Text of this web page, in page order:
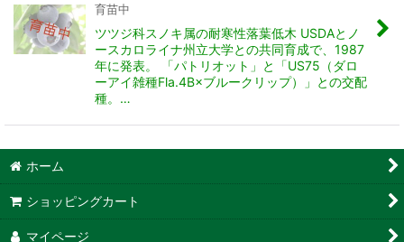
育苗中
ツツジ科スノキ属の耐寒性落葉低木 USDAとノ
ースカロライナ州立大学との共同育成で、1987
年に発表。 「パトリオット」と「US75（ダロ
ーアイ雑種Fla.4B×ブルークリップ）」との交配
種。…
ホーム
ショッピングカート
マイページ